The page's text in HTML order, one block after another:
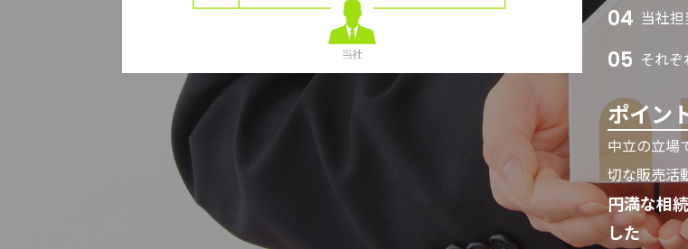
04 当社
05 それ
ポイン
中立の立場
切な販売活
円満な相
した